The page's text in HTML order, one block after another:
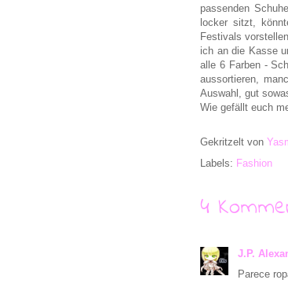
passenden
locker sitzt,
Festivals
ich an die Kasse
alle 6 Farben -
aussortieren,
Auswahl, gut
Wie gefällt euch
Gekritzelt von
Labels: Fashion
4
J.P.
Parece